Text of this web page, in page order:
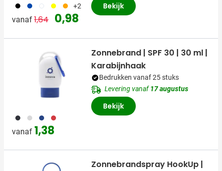
001 023 002 006 007 +2
vanaf Normale prijs
1,64 Speciale prijs
0,98
Bekijk
001 002 005 008
vanaf 1,38
Zonnebrand | SPF 30 | 30 ml |
Karabijnhaak
Bedrukken vanaf 25 stuks
Levering vanaf17 augustus
Bekijk
Zonnebrandspray HookUp |